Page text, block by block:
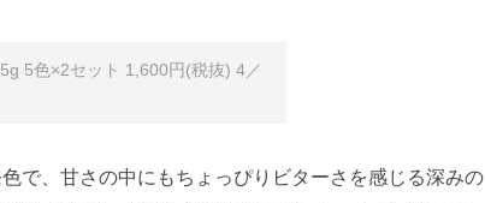
5色×2セット 1,600円(税抜) 4／
で、甘さの中にもちょっぴりビターさを感じる深みの